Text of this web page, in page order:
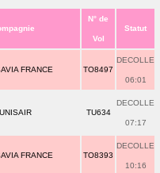
N° de
Vol
Statut
FRANCE TO8497
DECOLLE
06:01
TU634
DECOLLE
07:17
FRANCE TO8393
DECOLLE
10:16